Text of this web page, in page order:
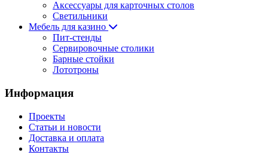
Аксессуары для карточных столов
Светильники
Мебель для казино
Пит-стенды
Сервировочные столики
Барные стойки
Лототроны
Информация
Проекты
Статьи и новости
Доставка и оплата
Контакты